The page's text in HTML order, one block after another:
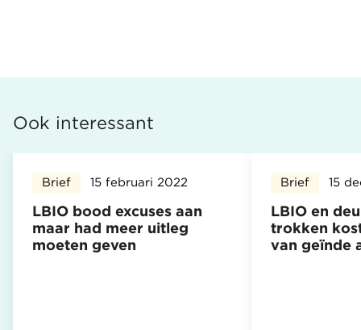
Ook interessant
LBIO bood excuses aan
maar had meer uitleg
moeten geven
Brief 15 februari 2022
LBIO en
trokken
van geïnde
Brief 15